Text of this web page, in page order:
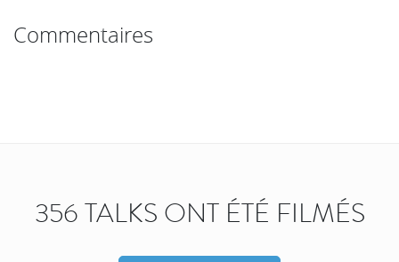
Commentaires
356 TALKS ONT ÉTÉ FILMÉS